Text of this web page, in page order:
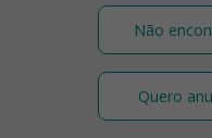
Não
Quero